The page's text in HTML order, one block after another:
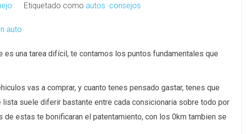
Etiquetado como autos consejos
es una tarea difícil, te contamos los puntos fundamentales que
vas a comprar, y cuanto tenes pensado gastar, tenes que
suele diferir bastante entre cada consicionaria sobre todo por
de estas te bonificaran el patentamiento, con los 0km tambien se